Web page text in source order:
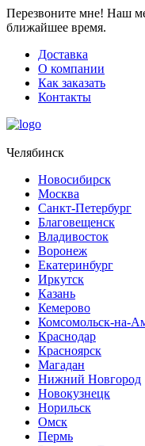
Перезвоните мне! Наш
ближайшее время.
Доставка
О компании
Как заказать
Контакты
Челябинск
Новосибирск
Москва
Санкт-Петербург
Благовещенск
Владивосток
Воронеж
Екатеринбург
Иркутск
Казань
Кемерово
Комсомольск-на-
Краснодар
Красноярск
Магадан
Нижний Новгород
Новокузнецк
Норильск
Омск
Пермь